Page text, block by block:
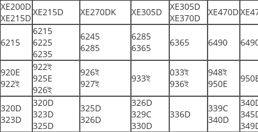
XE200D
XE215D
XE215D XE270DK XE305D
XE305D
XE370D
XE470D
6215
6215
6225
6235
6245
6285
6285
6365
6365 6490
920E
922ই
922ই
925E
926ই
926ই
927ই
933ই
033ই
936ই
948ই
950E
320D
323D
320D
323D
325D
325D
326D
326D
329C
330D
336D
339C
340D